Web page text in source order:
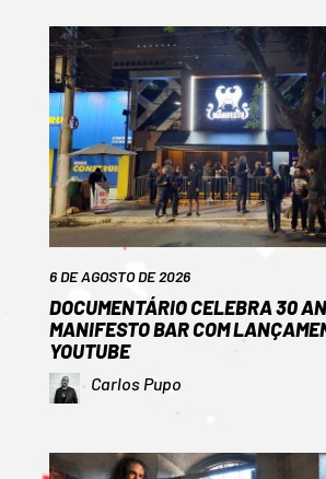
6 DE AGOSTO DE 2026
DOCUMENTÁRIO CELEBRA 30
MANIFESTO BAR COM
YOUTUBE
Carlos Pupo